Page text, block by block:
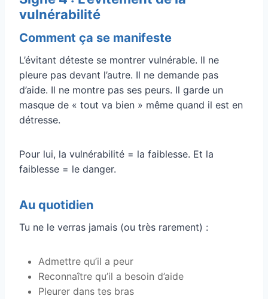
vulnérabilité
Comment ça se manifeste
L’évitant déteste se montrer vulnérable. Il ne
pleure pas devant l’autre. Il ne demande pas
d’aide. Il ne montre pas ses peurs. Il garde un
masque de « tout va bien » même quand il est en
détresse.
Pour lui, la vulnérabilité = la faiblesse. Et la
faiblesse = le danger.
Au quotidien
Tu ne le verras jamais (ou très rarement) :
Admettre qu’il a peur
Reconnaître qu’il a besoin d’aide
Pleurer dans tes bras